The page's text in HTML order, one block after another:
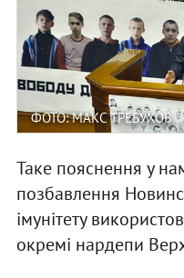
ФОТО: МАКС ТРЕБУХОВ
Таке пояснення у
позбавлення
імунітету
окремі нардепи